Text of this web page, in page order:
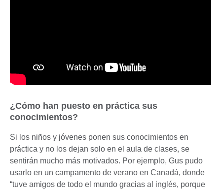
¿Cómo han puesto en práctica sus
conocimientos?
Si los niños y jóvenes ponen sus conocimientos en
práctica y no los dejan solo en el aula de clases, se
sentirán mucho más motivados. Por ejemplo, Gus pudo
usarlo en un campamento de verano en Canadá, donde
“tuve amigos de todo el mundo gracias al inglés, porque